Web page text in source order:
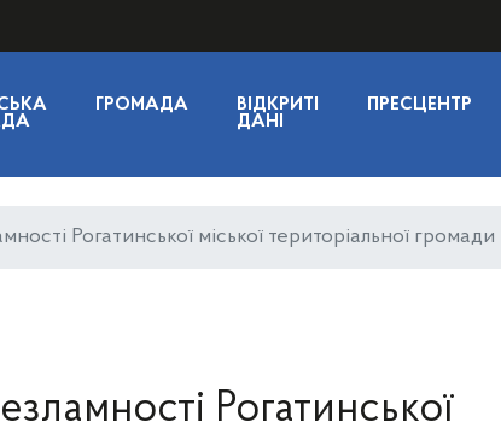
ГРОМАДА
ВІДКРИТІ
ДАНІ
ПРЕСЦЕНТР
Рогатинської міської територіальної громади
Рогатинської